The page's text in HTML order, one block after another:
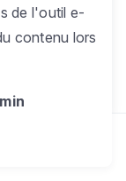
de l'outil e-
contenu lors